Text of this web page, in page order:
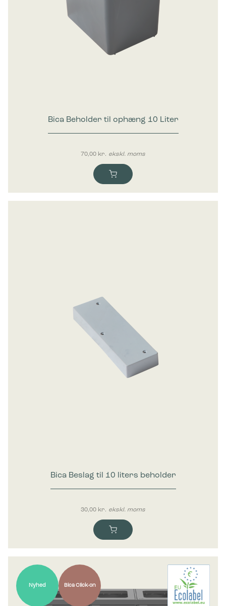
Bica Beholder til ophæng 10 Liter
70,00 kr. ekskl. moms
Bica Beslag til 10 liters beholder
30,00 kr. ekskl. moms
Nyhed Bica Click-on